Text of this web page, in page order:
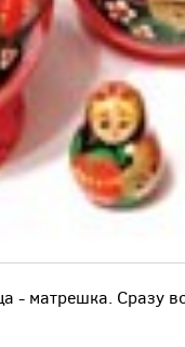
- матрешка. Сразу